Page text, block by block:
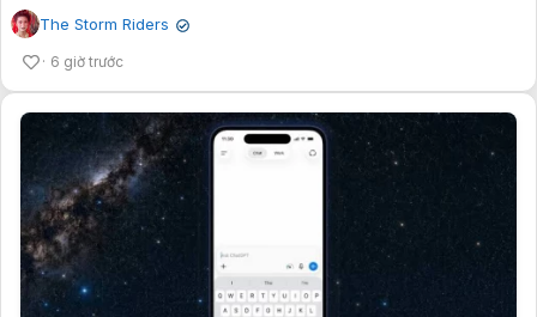
The Storm Riders ✔
6 giờ trước